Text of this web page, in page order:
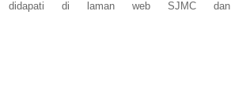
didapati di laman web SJMC dan